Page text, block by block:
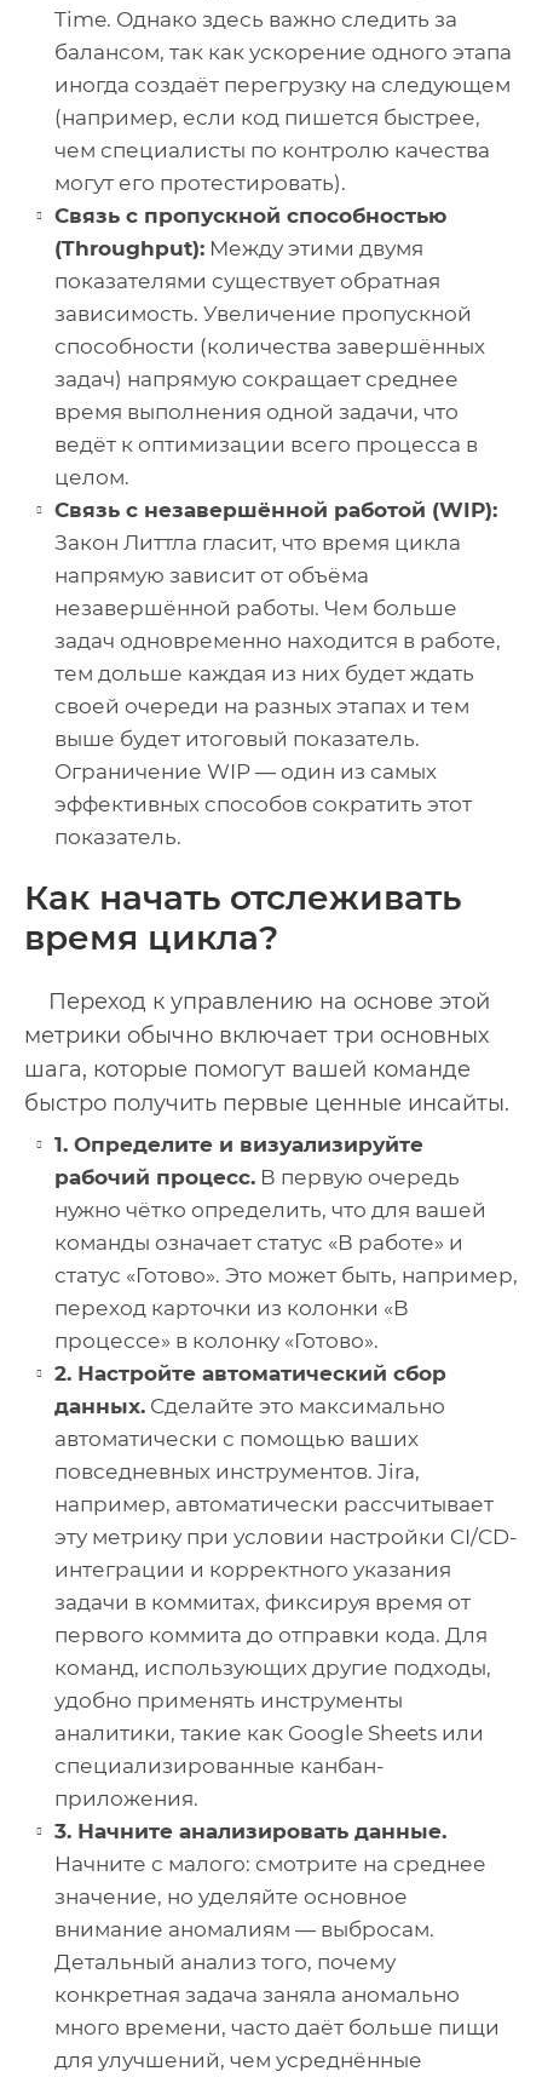
Time. Однако здесь важно следить за
балансом, так как ускорение одного этапа
иногда создаёт перегрузку на следующем
(например, если код пишется быстрее,
чем специалисты по контролю качества
могут его протестировать).
Связь с пропускной способностью
(Throughput): Между этими двумя
показателями существует обратная
зависимость. Увеличение пропускной
способности (количества завершённых
задач) напрямую сокращает среднее
время выполнения одной задачи, что
ведёт к оптимизации всего процесса в
целом.
Связь с незавершённой работой (WIP):
Закон Литтла гласит, что время цикла
напрямую зависит от объёма
незавершённой работы. Чем больше
задач одновременно находится в работе,
тем дольше каждая из них будет ждать
своей очереди на разных этапах и тем
выше будет итоговый показатель.
Ограничение WIP — один из самых
эффективных способов сократить этот
показатель.
Как начать отслеживать
время цикла?
Переход к управлению на основе этой
метрики обычно включает три основных
шага, которые помогут вашей команде
быстро получить первые ценные инсайты.
1. Определите и визуализируйте
рабочий процесс. В первую очередь
нужно чётко определить, что для вашей
команды означает статус «В работе» и
статус «Готово». Это может быть, например,
переход карточки из колонки «В
процессе» в колонку «Готово».
2. Настройте автоматический сбор
данных. Сделайте это максимально
автоматически с помощью ваших
повседневных инструментов. Jira,
например, автоматически рассчитывает
эту метрику при условии настройки CI/CD-
интеграции и корректного указания
задачи в коммитах, фиксируя время от
первого коммита до отправки кода. Для
команд, использующих другие подходы,
удобно применять инструменты
аналитики, такие как Google Sheets или
специализированные канбан-
приложения.
3. Начните анализировать данные.
Начните с малого: смотрите на среднее
значение, но уделяйте основное
внимание аномалиям — выбросам.
Детальный анализ того, почему
конкретная задача заняла аномально
много времени, часто даёт больше пищи
для улучшений, чем усреднённые